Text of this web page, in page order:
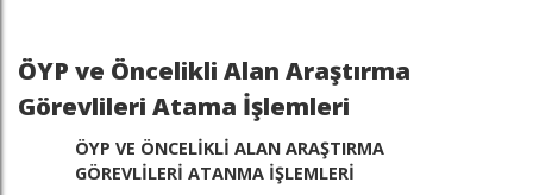
ÖYP ve Öncelikli Alan Araştırma
Görevlileri Atama İşlemleri
ÖYP VE ÖNCELİKLİ ALAN ARAŞTIRMA
GÖREVLİLERİ ATANMA İŞLEMLERİ